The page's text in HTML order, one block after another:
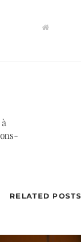
W
RELATED POSTS